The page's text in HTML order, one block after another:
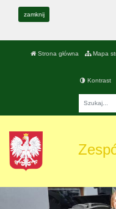
zamknij
Strona główna Mapa
Kontrast